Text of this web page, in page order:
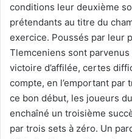
conditions leur deuxième
prétendants au titre du
exercice. Poussés par leur
Tlemceniens sont
victoire d’affilée, certes
compte, en l’emportant par
ce bon début, les joueurs
enchaîné un troisième
par trois sets à zéro. Un